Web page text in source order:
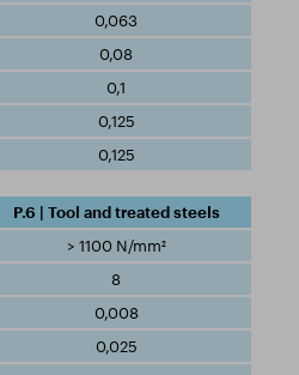
0,063
0,08
0,1
0,125
0,125
P.6 | Tool and treated steels
> 1100 N/mm²
8
0,008
0,025